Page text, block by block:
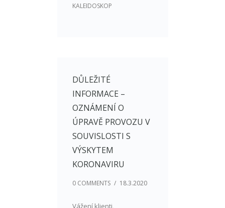
KALEIDOSKOP
DŮLEŽITÉ
INFORMACE –
OZNÁMENÍ O
ÚPRAVĚ PROVOZU V
SOUVISLOSTI S
VÝSKYTEM
KORONAVIRU
0 COMMENTS / 18.3.2020